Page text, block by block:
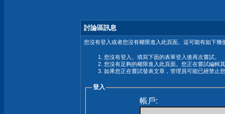
討論區訊息
您沒有登入或者您沒有權限進入此頁面。這可能有如下幾
您沒有登入。填寫下面的表單登入後再次嘗試。
您沒有足夠的權限進入此頁面。您正在嘗試編輯
如果您正在嘗試發表文章，管理員可能已經禁止
登入
帳戶: